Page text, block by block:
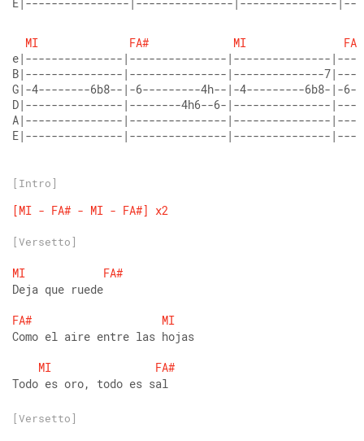
MI FA# MI
FA#
e|---------------|---------------|---------------
B|---------------|---------------|--------------
G|-4--------6b8--|-6---------4h--|-4---------6b8-|-
D|---------------|--------4h6--6-|---------------
A|---------------|---------------|---------------
E|---------------|---------------|---------------
[Intro]
[MI - FA# - MI - FA#] x2
[Versetto]
MI
FA#
Deja que ruede
FA#
MI
Como el aire entre las hojas
MI
FA#
Todo es oro, todo es sal
[Versetto]